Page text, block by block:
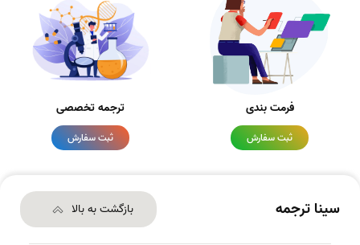
فرمت بندی
ثبت سفارش
ترجمه تخصصی
ثبت سفارش
سینا ترجمه بازگشت به بالا